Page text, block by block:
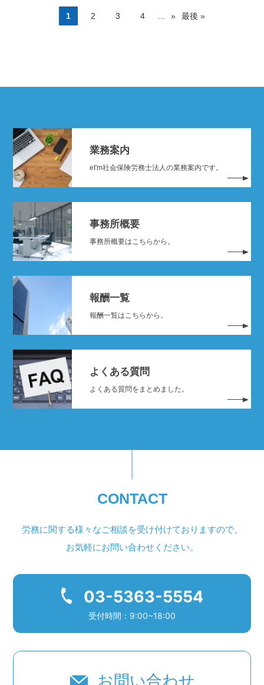
1 2 3 4 » 最後 »
業務案内
eI'm社会保険労務士法人の業務案内です。
事務所概要
事務所概要はこちらから。
報酬一覧
報酬一覧はこちらから。
よくある質問
よくある質問をまとめました。
CONTACT
労務に関する様々なご相談を受け付けておりますので、
お気軽にお問い合わせください。
03-5363-5554
受付時間：9:00~18:00
お問い合わせ